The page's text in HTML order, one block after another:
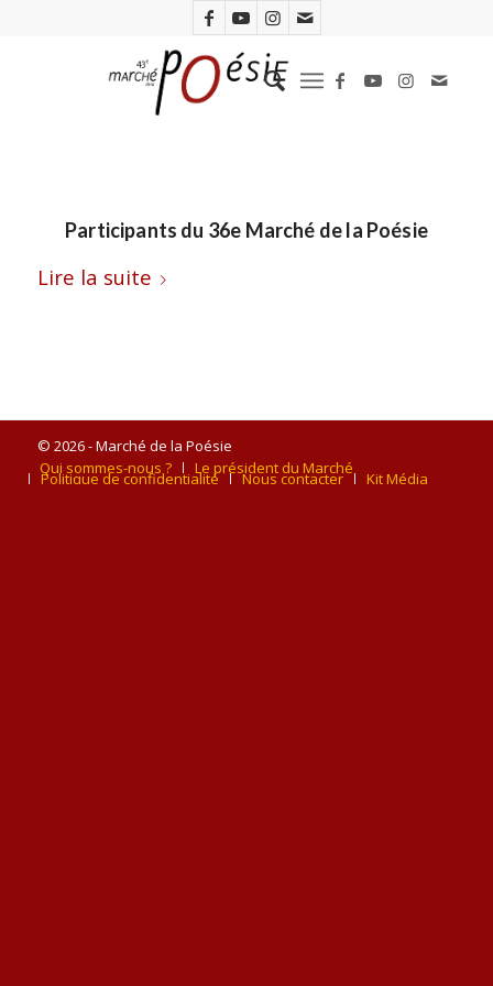
Participants du 36e Marché de la Poésie
Lire la suite
© 2026 - Marché de la Poésie
Qui sommes-nous ?
Le président du Marché
Politique de confidentialité Nous contacter Kit Média